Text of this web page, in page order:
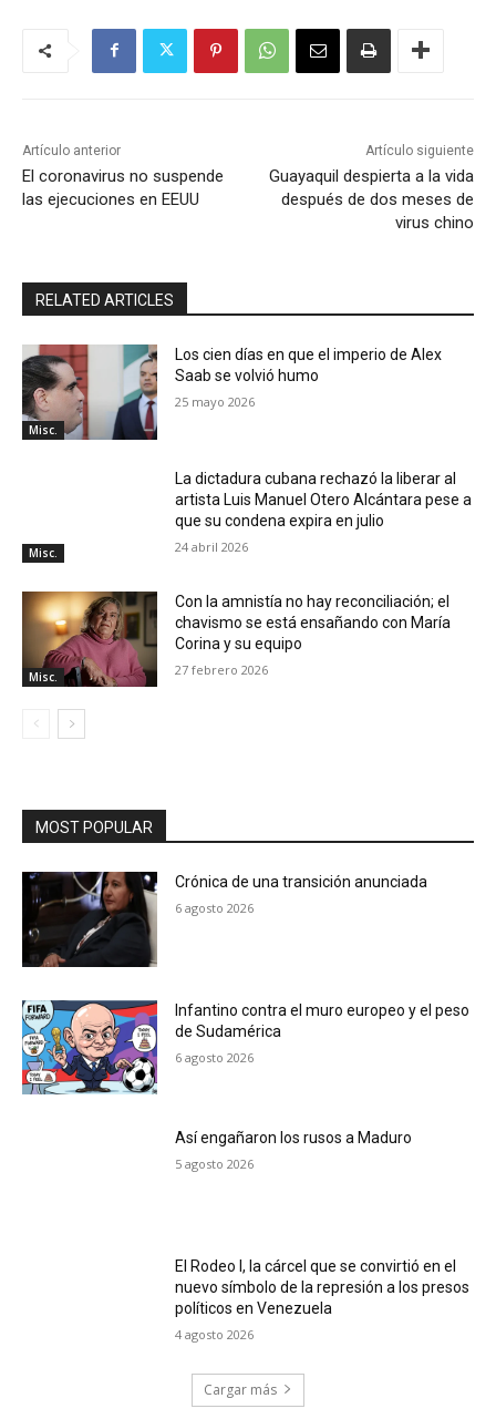
Artículo anterior
El coronavirus no suspende
las ejecuciones en EEUU
Artículo siguiente
Guayaquil despierta a la vida
después de dos meses de
virus chino
RELATED ARTICLES
Misc.
Los cien días en que el imperio de Alex
Saab se volvió humo
25 mayo 2026
Misc.
La dictadura cubana rechazó la liberar al
artista Luis Manuel Otero Alcántara pese a
que su condena expira en julio
24 abril 2026
Misc.
Con la amnistía no hay reconciliación; el
chavismo se está ensañando con María
Corina y su equipo
27 febrero 2026
MOST POPULAR
Crónica de una transición anunciada
6 agosto 2026
Infantino contra el muro europeo y el peso
de Sudamérica
6 agosto 2026
Así engañaron los rusos a Maduro
5 agosto 2026
El Rodeo I, la cárcel que se convirtió en el
nuevo símbolo de la represión a los presos
políticos en Venezuela
4 agosto 2026
Cargar más